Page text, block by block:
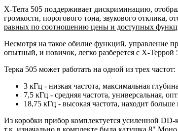
X-Terra 505 поддерживает дискриминацию,
громкости, порогового тона, звукового отклика,
равных по соотношению цены и доступных
Несмотря на такое обилие функций, управление
опытный, и новичок, легко разберется с Х-Террой
Терка 505 может работать на одной из трех частот:
3 кГц - низкая частота, максимальная
7,5 кГц - средняя частота, универсальная,
18,75 кГц - высокая частота, находит
Из коробки прибор комплектуется усиленной